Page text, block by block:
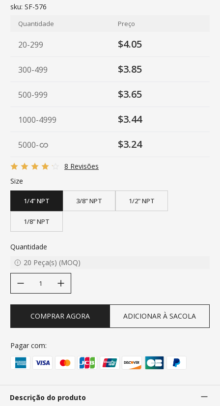
sku: SF-576
Quantidade Preço
20-299 $4.05
300-499 $3.85
500-999 $3.65
1000-4999 $3.44
5000- $3.24
8 Revisões
Size
1/4" NPT 3/8" NPT 1/2" NPT
1/8" NPT
Quantidade
20 Peça(s) (MOQ)
COMPRAR AGORA ADICIONAR À SACOLA
Pagar com:
Descrição do produto